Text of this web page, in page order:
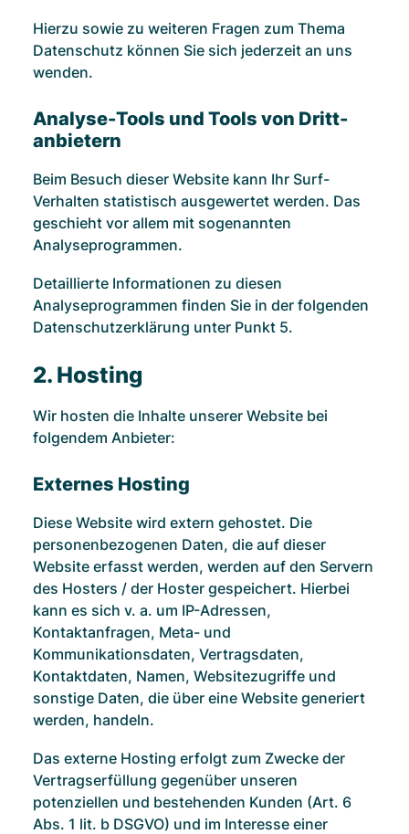
Hierzu sowie zu weiteren Fragen zum Thema
Datenschutz können Sie sich jederzeit an uns
wenden.
Analyse-Tools und Tools von Dritt­
anbietern
Beim Besuch dieser Website kann Ihr Surf-
Verhalten statistisch ausgewertet werden. Das
geschieht vor allem mit sogenannten
Analyseprogrammen.
Detaillierte Informationen zu diesen
Analyseprogrammen finden Sie in der folgenden
Datenschutzerklärung unter Punkt 5.
2. Hosting
Wir hosten die Inhalte unserer Website bei
folgendem Anbieter:
Externes Hosting
Diese Website wird extern gehostet. Die
personenbezogenen Daten, die auf dieser
Website erfasst werden, werden auf den Servern
des Hosters / der Hoster gespeichert. Hierbei
kann es sich v. a. um IP-Adressen,
Kontaktanfragen, Meta- und
Kommunikationsdaten, Vertragsdaten,
Kontaktdaten, Namen, Websitezugriffe und
sonstige Daten, die über eine Website generiert
werden, handeln.
Das externe Hosting erfolgt zum Zwecke der
Vertragserfüllung gegenüber unseren
potenziellen und bestehenden Kunden (Art. 6
Abs. 1 lit. b DSGVO) und im Interesse einer